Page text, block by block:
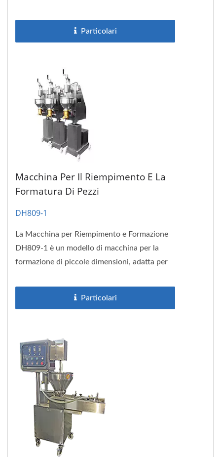
Particolari
Macchina Per Il Riempimento E La
Formatura Di Pezzi
DH809-1
La Macchina per Riempimento e Formazione
DH809-1 è un modello di macchina per la
formazione di piccole dimensioni, adatta per
Particolari